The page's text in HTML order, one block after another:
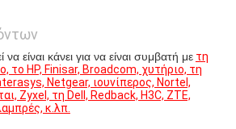
είναι κάνει για να είναι συμβατή με τη
το HP, Finisar, Broadcom, χυτήριο, τη
Netgear, ιουνίπερος, Nortel,
Zyxel, τη Dell, Redback, H3C, ZTE,
κ.λπ.